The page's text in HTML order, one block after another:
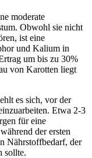
moderate
Obwohl sie nicht
ist eine
und Kalium in
um bis zu 30%
von Karotten liegt
es sich, vor der
Etwa 2-3
für eine
der ersten
Nährstoffbedarf, der
sollte.